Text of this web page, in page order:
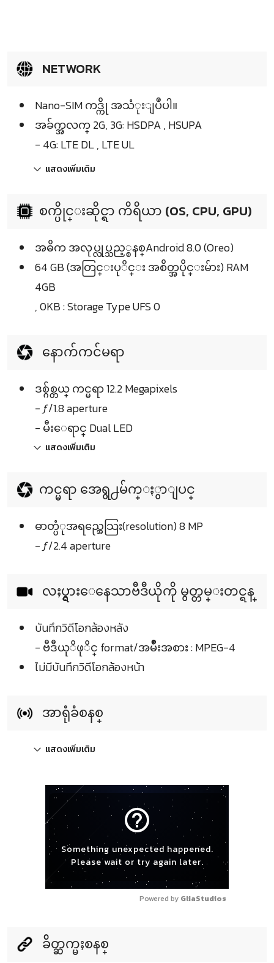
NETWORK
Nano-SIM ကဒ္ကို အသံုးျပဳပါ။
အခ်က္အလက္ 2G, 3G: HSDPA , HSUPA
- 4G: LTE DL , LTE UL
แสดงเพิ่มเติม
စက္ပိုင္းဆိုင္ရာ ကိရိယာ (OS, CPU, GPU)
အဓိက အလုပ္လုပ္သည့္စနစ္Android 8.0 (Oreo)
64 GB (အတြင္းပုိင္း အစိတ္အပိုင္းမ်ား) RAM
4GB
, 0KB : Storage Type UFS 0
နောက်ကင်မရာ
ဒစ္ဂ်စ္တယ္ ကင္မရာ 12.2 Megapixels
- ƒ/1.8 aperture
- မီးေရာင္ Dual LED
แสดงเพิ่มเติม
ကင္မရာ အေရွ႕မ်က္ႏွာျပင္
ဓာတ္ပံုအရည္အေသြး(resolution) 8 MP
- ƒ/2.4 aperture
လႈပ္ရွားေနေသာဗီဒီယိုကို မွတ္တမ္းတင္ရန္
บันทึกวิดีโอกล้องหลัง
- ဗီဒီယုိဖုိင္ format/အမ်ဳိးအစား : MPEG-4
ไม่มีบันทึกวิดีโอกล้องหน้า
အာရုံခံစနစ္
แสดงเพิ่มเติม
help_outline
Something unexpected happened.
Please wait or try again later.
Powered by GliaStudios
ခ်ိတ္ဆက္မႈစနစ္